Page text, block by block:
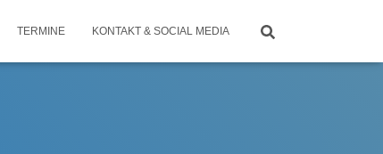
TERMINE KONTAKT & SOCIAL MEDIA